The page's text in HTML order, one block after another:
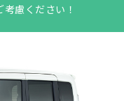
考慮ください！